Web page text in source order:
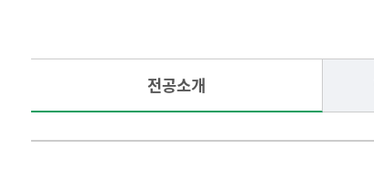
학사안내
전공소개